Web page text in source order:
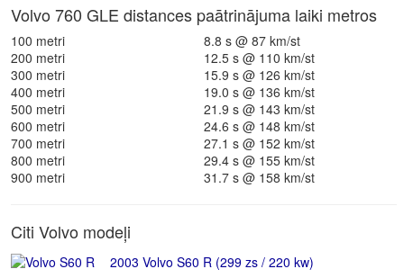
Volvo 760 GLE distances paātrinājuma laiki metros
100 metri
8.8 s @ 87 km/st
200 metri
12.5 s @ 110 km/st
300 metri
15.9 s @ 126 km/st
400 metri
19.0 s @ 136 km/st
500 metri
21.9 s @ 143 km/st
600 metri
24.6 s @ 148 km/st
700 metri
27.1 s @ 152 km/st
800 metri
29.4 s @ 155 km/st
900 metri
31.7 s @ 158 km/st
Citi Volvo modeļi
2003 Volvo S60 R (299 zs / 220 kw)